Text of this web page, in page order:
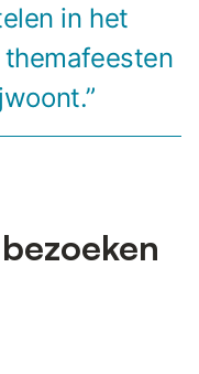
in het